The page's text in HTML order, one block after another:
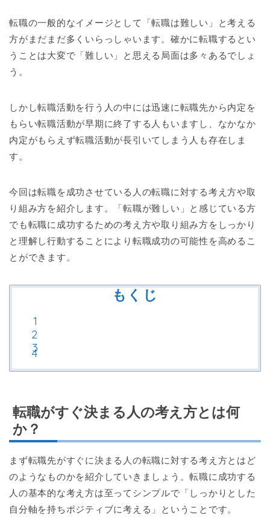
転職の一般的なイメージとして「転職は難しい」と考える
方がまだまだ多くいらっしゃいます。確かに転職するとい
うことは大変で「難しい」と思える局面は多々あるでしょ
う。
しかし転職活動を行う人の中には迅速に転職先から内定を
もらい転職活動が早期に終了する人もいますし、なかなか
内定がもらえず転職活動が長引いてしまう人も存在しま
す。
今回は転職を成功させている人の転職に対する考え方や取
り組み方を紹介します。「転職が難しい」と感じている方
でも転職に成功するための考え方や取り組み方をしっかり
と理解し行動することにより転職成功の可能性を高めるこ
とができます。
もくじ
転職がすぐ決まる人の考え方とは何
か？
まず転職先がすぐに決まる人の転職に対する考え方とはど
のようなものかを紹介していきましょう。転職に成功する
人の基本的な考え方は至ってシンプルで「しっかりとした
自分軸を持ちポジティブに考える」ということです。